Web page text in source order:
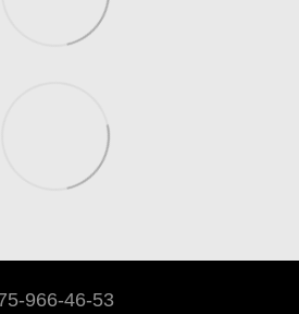
966-46-53